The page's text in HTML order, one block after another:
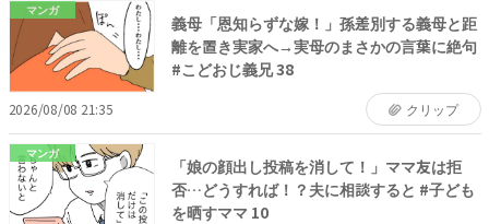
マンガ
義母「恩知らずな嫁！」孫差別する義母と距
離を置き実家へ→実母のまさかの言葉に絶句
#こどおじ義兄 38
2026/08/08 21:35 クリップ
マンガ
「娘の顔出し投稿を消して！」ママ友は拒
否…どうすれば！？夫に相談すると #子ども
を晒すママ 10